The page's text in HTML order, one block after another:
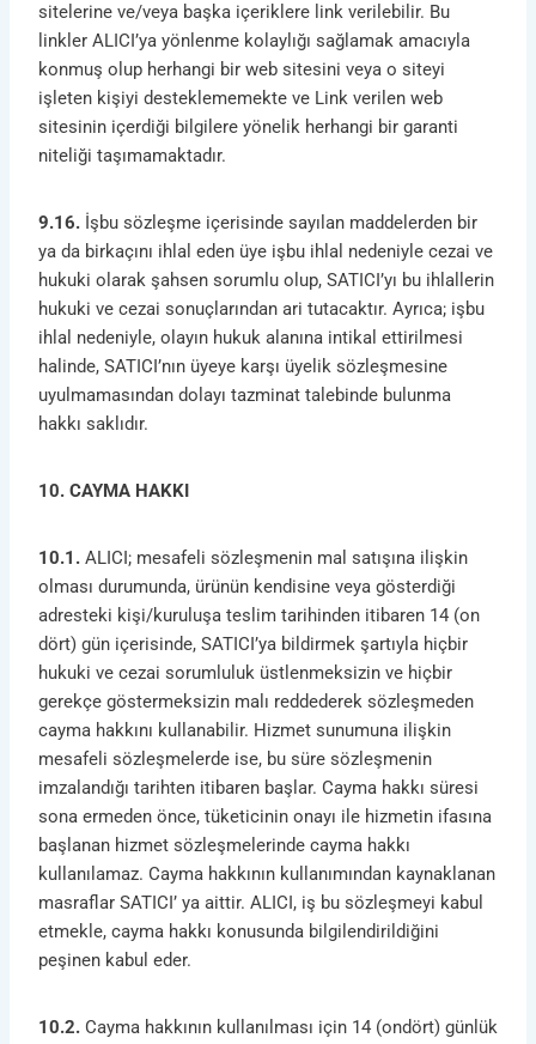
sitelerine ve/veya başka içeriklere link verilebilir. Bu
linkler ALICI’ya yönlenme kolaylığı sağlamak amacıyla
konmuş olup herhangi bir web sitesini veya o siteyi
işleten kişiyi desteklememekte ve Link verilen web
sitesinin içerdiği bilgilere yönelik herhangi bir garanti
niteliği taşımamaktadır.
9.16. İşbu sözleşme içerisinde sayılan maddelerden bir
ya da birkaçını ihlal eden üye işbu ihlal nedeniyle cezai ve
hukuki olarak şahsen sorumlu olup, SATICI’yı bu ihlallerin
hukuki ve cezai sonuçlarından ari tutacaktır. Ayrıca; işbu
ihlal nedeniyle, olayın hukuk alanına intikal ettirilmesi
halinde, SATICI’nın üyeye karşı üyelik sözleşmesine
uyulmamasından dolayı tazminat talebinde bulunma
hakkı saklıdır.
10. CAYMA HAKKI
10.1. ALICI; mesafeli sözleşmenin mal satışına ilişkin
olması durumunda, ürünün kendisine veya gösterdiği
adresteki kişi/kuruluşa teslim tarihinden itibaren 14 (on
dört) gün içerisinde, SATICI’ya bildirmek şartıyla hiçbir
hukuki ve cezai sorumluluk üstlenmeksizin ve hiçbir
gerekçe göstermeksizin malı reddederek sözleşmeden
cayma hakkını kullanabilir. Hizmet sunumuna ilişkin
mesafeli sözleşmelerde ise, bu süre sözleşmenin
imzalandığı tarihten itibaren başlar. Cayma hakkı süresi
sona ermeden önce, tüketicinin onayı ile hizmetin ifasına
başlanan hizmet sözleşmelerinde cayma hakkı
kullanılamaz. Cayma hakkının kullanımından kaynaklanan
masraflar SATICI’ ya aittir. ALICI, iş bu sözleşmeyi kabul
etmekle, cayma hakkı konusunda bilgilendirildiğini
peşinen kabul eder.
10.2. Cayma hakkının kullanılması için 14 (ondört) günlük